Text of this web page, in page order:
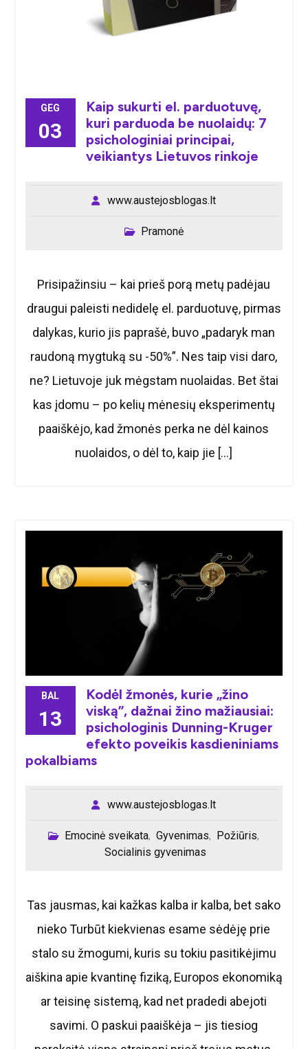
GEG
03
Kaip sukurti el. parduotuvę,
kuri parduoda be nuolaidų: 7
psichologiniai principai,
veikiantys Lietuvos rinkoje
www.austejosblogas.lt
Pramonė
Prisipažinsiu – kai prieš porą metų padėjau
draugui paleisti nedidelę el. parduotuvę, pirmas
dalykas, kurio jis paprašė, buvo „padaryk man
raudoną mygtuką su -50%”. Nes taip visi daro,
ne? Lietuvoje juk mėgstam nuolaidas. Bet štai
kas įdomu – po kelių mėnesių eksperimentų
paaiškėjo, kad žmonės perka ne dėl kainos
nuolaidos, o dėl to, kaip jie […]
BAL
13
Kodėl žmonės, kurie „žino
viską”, dažnai žino mažiausiai:
psichologinis Dunning-Kruger
efekto poveikis kasdieniniams
pokalbiams
www.austejosblogas.lt
Emocinė sveikata, Gyvenimas, Požiūris,
Socialinis gyvenimas
Tas jausmas, kai kažkas kalba ir kalba, bet sako
nieko Turbūt kiekvienas esame sėdėję prie
stalo su žmogumi, kuris su tokiu pasitikėjimu
aiškina apie kvantinę fiziką, Europos ekonomiką
ar teisinę sistemą, kad net pradedi abejoti
savimi. O paskui paaiškėja – jis tiesiog